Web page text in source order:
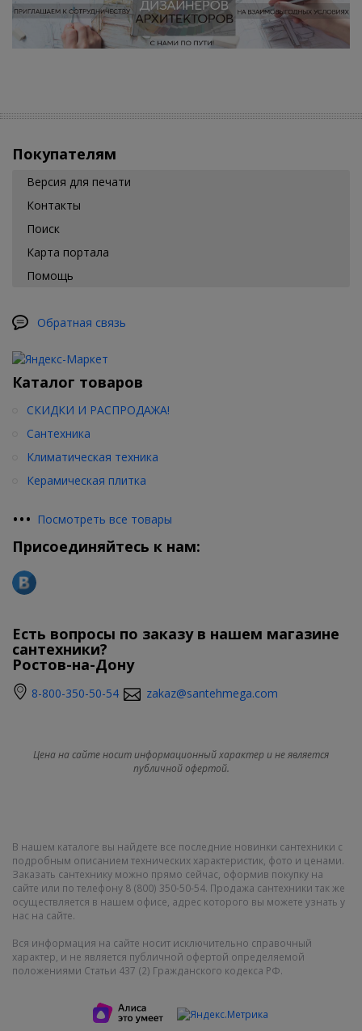
Покупателям
Версия для печати
Контакты
Поиск
Карта портала
Помощь
Обратная связь
Каталог товаров
СКИДКИ И РАСПРОДАЖА!
Сантехника
Климатическая техника
Керамическая плитка
••• Посмотреть все товары
Присоединяйтесь к нам:
Есть вопросы по заказу в нашем магазине
сантехники?
Ростов-на-Дону
8-800-350-50-54 zakaz@santehmega.com
Цена на сайте носит информационный характер и не является
публичной офертой.
В нашем каталоге вы найдете все последние новинки сантехники с
подробным описанием технических характеристик, фото и ценами.
Заказать сантехнику можно прямо сейчас, оформив покупку на
сайте или по телефону 8 (800) 350-50-54. Продажа сантехники так же
осуществляется в нашем офисе, адрес которого вы можете узнать у
нас на сайте.
Вся информация на сайте носит исключительно справочный
характер, и не является публичной офертой определяемой
положениями Статьи 437 (2) Гражданского кодекса РФ.